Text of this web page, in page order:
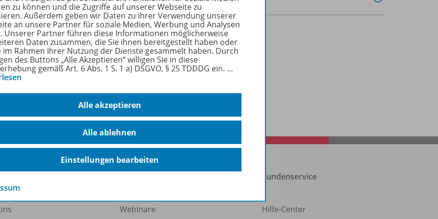
Nr. 44002, 2. Auflage, 136 Seiten, € 20,95
3-427-44002-4
Webinare
Kundenservice
Hilfe-Center
zu können und die Zugriffe auf unserer Webseite zu
Außerdem geben wir Daten zu ihrer Verwendung unserer
an unsere Partner für soziale Medien, Werbung und Analysen
Unserer Partner führen diese Informationen möglicherweise
Daten zusammen, die Sie ihnen bereitgestellt haben oder
im Rahmen Ihrer Nutzung der Dienste gesammelt haben. Durch
des Buttons „Alle Akzeptieren“ willigen Sie in diese
gemäß Art. 6 Abs. 1 S. 1 a) DSGVO, § 25 TDDDG ein. …
Alle akzeptieren
Alle ablehnen
Einstellungen bearbeiten